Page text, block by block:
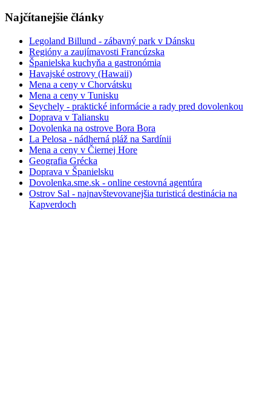
Najčítanejšie články
Legoland Billund - zábavný park v Dánsku
Regióny a zaujímavosti Francúzska
Španielska kuchyňa a gastronómia
Havajské ostrovy (Hawaii)
Mena a ceny v Chorvátsku
Mena a ceny v Tunisku
Seychely - praktické informácie a rady pred dovolenkou
Doprava v Taliansku
Dovolenka na ostrove Bora Bora
La Pelosa - nádherná pláž na Sardínii
Mena a ceny v Čiernej Hore
Geografia Grécka
Doprava v Španielsku
Dovolenka.sme.sk - online cestovná agentúra
Ostrov Sal - najnavštevovanejšia turisticá destinácia na
Kapverdoch